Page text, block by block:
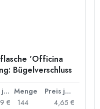
'Officina
Bügelverschluss
Preis je Stück Menge
Preis je Stück
€
144
4,65 €